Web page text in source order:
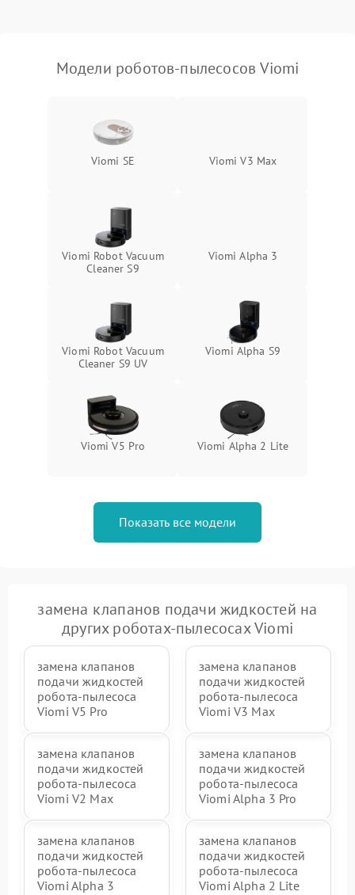
Модели роботов-пылесосов Viomi
Viomi SE Viomi V3 Max
Viomi Robot Vacuum
Cleaner S9
Viomi Alpha 3
Viomi Robot Vacuum
Cleaner S9 UV
Viomi Alpha S9
Viomi V5 Pro Viomi Alpha 2 Lite
Показать все модели
замена клапанов подачи жидкостей на
других роботах-пылесосах Viomi
замена клапанов
подачи жидкостей
робота-пылесоса
Viomi V5 Pro
замена клапанов
подачи жидкостей
робота-пылесоса
Viomi V3 Max
замена клапанов
подачи жидкостей
робота-пылесоса
Viomi V2 Max
замена клапанов
подачи жидкостей
робота-пылесоса
Viomi Alpha 3 Pro
замена клапанов
подачи жидкостей
робота-пылесоса
Viomi Alpha 3
замена клапанов
подачи жидкостей
робота-пылесоса
Viomi Alpha 2 Lite